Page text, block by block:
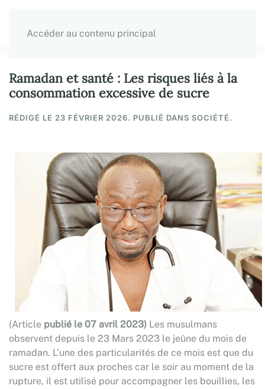
Accéder au contenu principal
Ramadan et santé : Les risques liés à la
consommation excessive de sucre
RÉDIGÉ LE 23 FÉVRIER 2026. PUBLIÉ DANS SOCIÉTÉ.
(Article publié le 07 avril 2023) Les musulmans
observent depuis le 23 Mars 2023 le jeûne du mois de
ramadan. L’une des particularités de ce mois est que du
sucre est offert aux proches car le soir au moment de la
rupture, il est utilisé pour accompagner les bouillies, les